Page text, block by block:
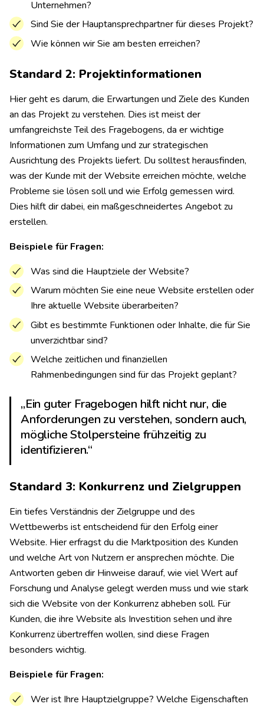
Unternehmen?
Sind Sie der Hauptansprechpartner für dieses Projekt?
Wie können wir Sie am besten erreichen?
Standard 2: Projektinformationen
Hier geht es darum, die Erwartungen und Ziele des Kunden
an das Projekt zu verstehen. Dies ist meist der
umfangreichste Teil des Fragebogens, da er wichtige
Informationen zum Umfang und zur strategischen
Ausrichtung des Projekts liefert. Du solltest herausfinden,
was der Kunde mit der Website erreichen möchte, welche
Probleme sie lösen soll und wie Erfolg gemessen wird.
Dies hilft dir dabei, ein maßgeschneidertes Angebot zu
erstellen.
Beispiele für Fragen:
Was sind die Hauptziele der Website?
Warum möchten Sie eine neue Website erstellen oder
Ihre aktuelle Website überarbeiten?
Gibt es bestimmte Funktionen oder Inhalte, die für Sie
unverzichtbar sind?
Welche zeitlichen und finanziellen
Rahmenbedingungen sind für das Projekt geplant?
„Ein guter Fragebogen hilft nicht nur, die
Anforderungen zu verstehen, sondern auch,
mögliche Stolpersteine frühzeitig zu
identifizieren.“
Standard 3: Konkurrenz und Zielgruppen
Ein tiefes Verständnis der Zielgruppe und des
Wettbewerbs ist entscheidend für den Erfolg einer
Website. Hier erfragst du die Marktposition des Kunden
und welche Art von Nutzern er ansprechen möchte. Die
Antworten geben dir Hinweise darauf, wie viel Wert auf
Forschung und Analyse gelegt werden muss und wie stark
sich die Website von der Konkurrenz abheben soll. Für
Kunden, die ihre Website als Investition sehen und ihre
Konkurrenz übertreffen wollen, sind diese Fragen
besonders wichtig.
Beispiele für Fragen:
Wer ist Ihre Hauptzielgruppe? Welche Eigenschaften